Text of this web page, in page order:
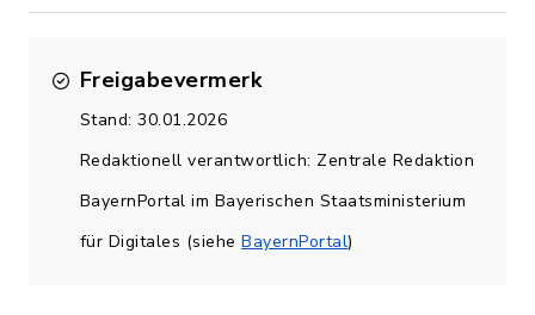
Freigabevermerk
Stand: 30.01.2026
Redaktionell verantwortlich: Zentrale Redaktion
BayernPortal im Bayerischen Staatsministerium
für Digitales (siehe BayernPortal)